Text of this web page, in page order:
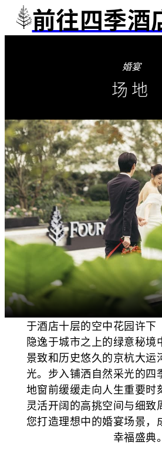
前往四季酒
婚宴
场地
于酒店十层的空中花园许
隐逸于城市之上的绿意秘境
景致和历史悠久的京杭大运
光。步入铺洒自然采光的四
地窗前缓缓走向人生重要时
灵活开阔的高挑空间与细致
您打造理想中的婚宴场景，
幸福盛典。